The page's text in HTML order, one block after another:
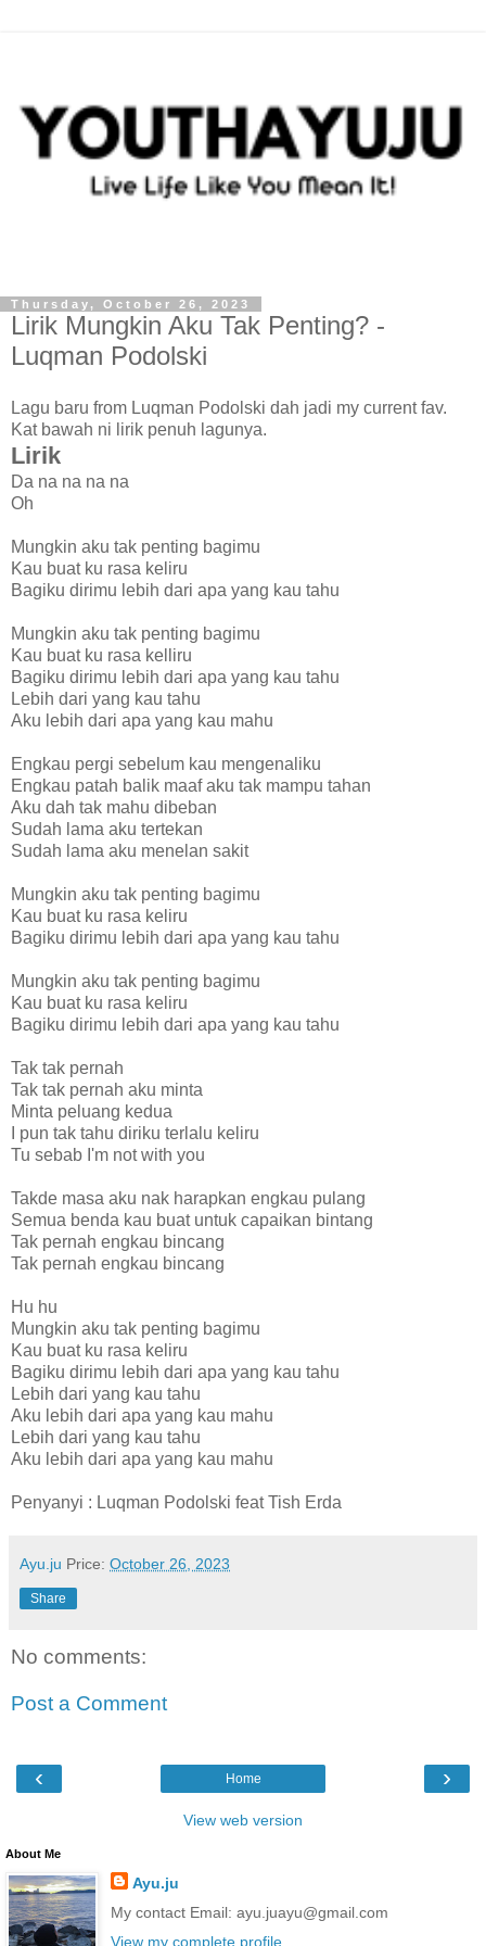
Thursday, October 26, 2023
Lirik Mungkin Aku Tak Penting? -
Luqman Podolski
Lagu baru from Luqman Podolski dah jadi my current fav.
Kat bawah ni lirik penuh lagunya.
Lirik
Da na na na na
Oh
Mungkin aku tak penting bagimu
Kau buat ku rasa keliru
Bagiku dirimu lebih dari apa yang kau tahu
Mungkin aku tak penting bagimu
Kau buat ku rasa kelliru
Bagiku dirimu lebih dari apa yang kau tahu
Lebih dari yang kau tahu
Aku lebih dari apa yang kau mahu
Engkau pergi sebelum kau mengenaliku
Engkau patah balik maaf aku tak mampu tahan
Aku dah tak mahu dibeban
Sudah lama aku tertekan
Sudah lama aku menelan sakit
Mungkin aku tak penting bagimu
Kau buat ku rasa keliru
Bagiku dirimu lebih dari apa yang kau tahu
Mungkin aku tak penting bagimu
Kau buat ku rasa keliru
Bagiku dirimu lebih dari apa yang kau tahu
Tak tak pernah
Tak tak pernah aku minta
Minta peluang kedua
I pun tak tahu diriku terlalu keliru
Tu sebab I'm not with you
Takde masa aku nak harapkan engkau pulang
Semua benda kau buat untuk capaikan bintang
Tak pernah engkau bincang
Tak pernah engkau bincang
Hu hu
Mungkin aku tak penting bagimu
Kau buat ku rasa keliru
Bagiku dirimu lebih dari apa yang kau tahu
Lebih dari yang kau tahu
Aku lebih dari apa yang kau mahu
Lebih dari yang kau tahu
Aku lebih dari apa yang kau mahu
Penyanyi : Luqman Podolski feat Tish Erda
Ayu.ju Price: October 26, 2023
Share
No comments:
Post a Comment
‹ ›
Home
View web version
About Me
Ayu.ju
My contact Email: ayu.juayu@gmail.com
View my complete profile